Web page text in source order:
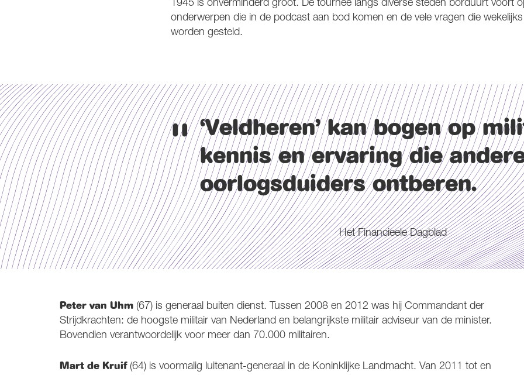
1945 is onverminderd groot. De tournee langs diverse steden borduurt voort
onderwerpen die in de podcast aan bod komen en de vele vragen die
worden gesteld.
‘Veldheren’ kan bogen op
kennis en ervaring die
oorlogsduiders ontberen.
Het Financieele Dagblad
Peter van Uhm (67) is generaal buiten dienst. Tussen 2008 en 2012 was hij Commandant der
Strijdkrachten: de hoogste militair van Nederland en belangrijkste militair adviseur van de minister.
Bovendien verantwoordelijk voor meer dan 70.000 militairen.
Mart de Kruif(64) is voormalig luitenant-generaal in de Koninklijke Landmacht. Van 2011 tot en